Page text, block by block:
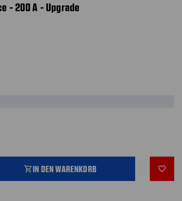
- 200 A - Upgrade
shopping_cartIN DEN WARENKORB favorite_outline